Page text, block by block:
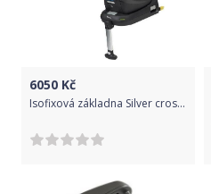
6050 Kč
Isofixová základna Silver cross Simplifix